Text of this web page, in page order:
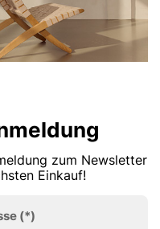
zum Newsletter
Einkauf!
(*)